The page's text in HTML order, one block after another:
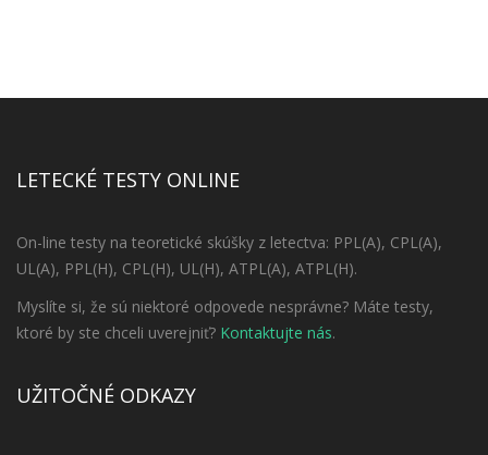
LETECKÉ TESTY ONLINE
On-line testy na teoretické skúšky z letectva: PPL(A), CPL(A),
UL(A), PPL(H), CPL(H), UL(H), ATPL(A), ATPL(H).
Myslíte si, že sú niektoré odpovede nesprávne? Máte testy,
ktoré by ste chceli uverejniť? Kontaktujte nás.
UŽITOČNÉ ODKAZY